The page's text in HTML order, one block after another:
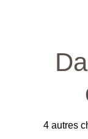
4 autres